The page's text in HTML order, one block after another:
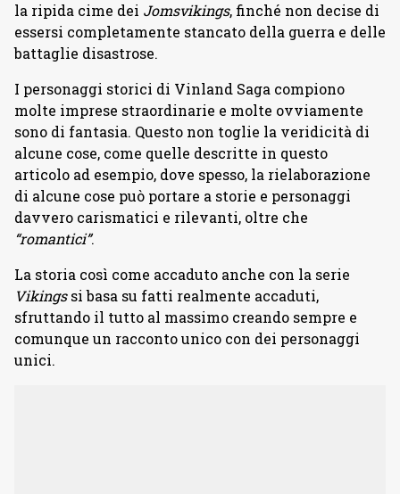
la ripida cime dei Jomsvikings, finché non decise di
essersi completamente stancato della guerra e delle
battaglie disastrose.
I personaggi storici di Vinland Saga compiono
molte imprese straordinarie e molte ovviamente
sono di fantasia. Questo non toglie la veridicità di
alcune cose, come quelle descritte in questo
articolo ad esempio, dove spesso, la rielaborazione
di alcune cose può portare a storie e personaggi
davvero carismatici e rilevanti, oltre che
“romantici”.
La storia così come accaduto anche con la serie
Vikingssi basa su fatti realmente accaduti,
sfruttando il tutto al massimo creando sempre e
comunque un racconto unico con dei personaggi
unici.